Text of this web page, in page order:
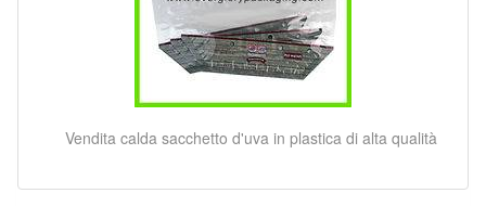
Vendita calda sacchetto d'uva in plastica di alta qualità